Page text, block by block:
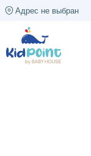
Адрес не выбран